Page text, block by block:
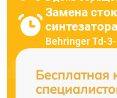
Замена
синтезатора
Behringer Td-
Бесплатная